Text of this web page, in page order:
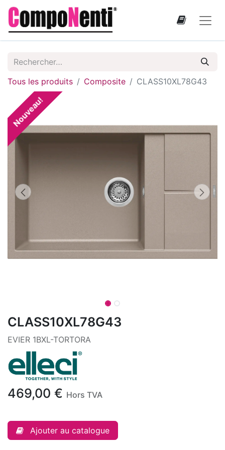
Tous les produits Composite CLASS10XL78G43
Nouveau!
CLASS10XL78G43
EVIER 1BXL-TORTORA
469,00 € Hors TVA
Ajouter au catalogue